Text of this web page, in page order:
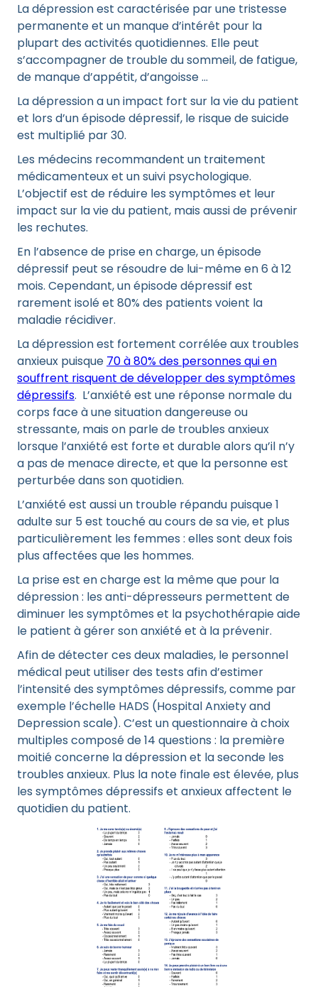
La dépression est caractérisée par une tristesse
permanente et un manque d’intérêt pour la
plupart des activités quotidiennes. Elle peut
s’accompagner de trouble du sommeil, de fatigue,
de manque d’appétit, d’angoisse …
La dépression a un impact fort sur la vie du patient
et lors d’un épisode dépressif, le risque de suicide
est multiplié par 30.
Les médecins recommandent un traitement
médicamenteux et un suivi psychologique.
L’objectif est de réduire les symptômes et leur
impact sur la vie du patient, mais aussi de prévenir
les rechutes.
En l’absence de prise en charge, un épisode
dépressif peut se résoudre de lui-même en 6 à 12
mois. Cependant, un épisode dépressif est
rarement isolé et 80% des patients voient la
maladie récidiver.
La dépression est fortement corrélée aux troubles
anxieux puisque 70 à 80% des personnes qui en
souffrent risquent de développer des symptômes
dépressifs. L’anxiété est une réponse normale du
corps face à une situation dangereuse ou
stressante, mais on parle de troubles anxieux
lorsque l’anxiété est forte et durable alors qu’il n’y
a pas de menace directe, et que la personne est
perturbée dans son quotidien.
L’anxiété est aussi un trouble répandu puisque 1
adulte sur 5 est touché au cours de sa vie, et plus
particulièrement les femmes : elles sont deux fois
plus affectées que les hommes.
La prise est en charge est la même que pour la
dépression : les anti-dépresseurs permettent de
diminuer les symptômes et la psychothérapie aide
le patient à gérer son anxiété et à la prévenir.
Afin de détecter ces deux maladies, le personnel
médical peut utiliser des tests afin d’estimer
l’intensité des symptômes dépressifs, comme par
exemple l’échelle HADS (Hospital Anxiety and
Depression scale). C’est un questionnaire à choix
multiples composé de 14 questions : la première
moitié concerne la dépression et la seconde les
troubles anxieux. Plus la note finale est élevée, plus
les symptômes dépressifs et anxieux affectent le
quotidien du patient.